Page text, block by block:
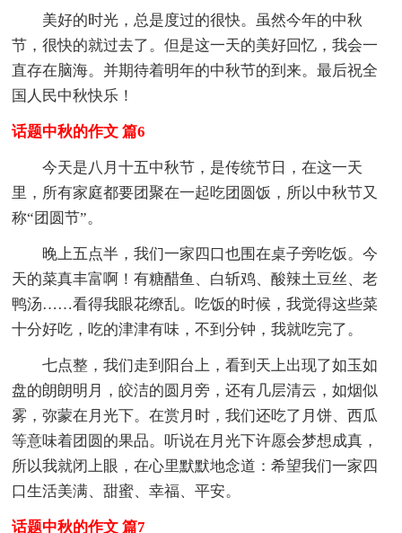
美好的时光，总是度过的很快。虽然今年的中秋
节，很快的就过去了。但是这一天的美好回忆，我会一
直存在脑海。并期待着明年的中秋节的到来。最后祝全
国人民中秋快乐！
话题中秋的作文 篇6
今天是八月十五中秋节，是传统节日，在这一天
里，所有家庭都要团聚在一起吃团圆饭，所以中秋节又
称“团圆节”。
晚上五点半，我们一家四口也围在桌子旁吃饭。今
天的菜真丰富啊！有糖醋鱼、白斩鸡、酸辣土豆丝、老
鸭汤……看得我眼花缭乱。吃饭的时候，我觉得这些菜
十分好吃，吃的津津有味，不到分钟，我就吃完了。
七点整，我们走到阳台上，看到天上出现了如玉如
盘的朗朗明月，皎洁的圆月旁，还有几层清云，如烟似
雾，弥蒙在月光下。在赏月时，我们还吃了月饼、西瓜
等意味着团圆的果品。听说在月光下许愿会梦想成真，
所以我就闭上眼，在心里默默地念道：希望我们一家四
口生活美满、甜蜜、幸福、平安。
话题中秋的作文 篇7